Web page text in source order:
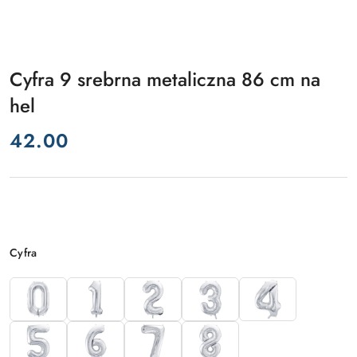
Cyfra 9 srebrna metaliczna 86 cm na
hel
cena:
42.00
Wariant
Cyfra